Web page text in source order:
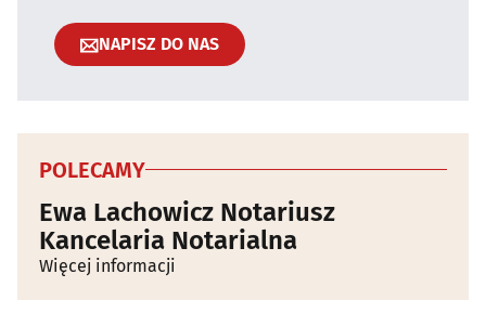
NAPISZ DO NAS
POLECAMY
Ewa Lachowicz Notariusz
Kancelaria Notarialna
Więcej informacji